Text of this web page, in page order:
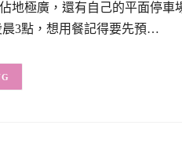
地極廣，還有自己的平面停
3點，想用餐記得要先預…